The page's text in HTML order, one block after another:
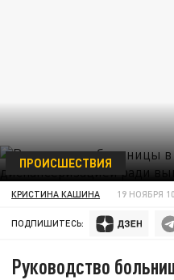
ПРОИСШЕСТВИЯ
КРИСТИНА КАШИНА 19 НОЯБРЯ
ПОДПИШИТЕСЬ:
Руководство